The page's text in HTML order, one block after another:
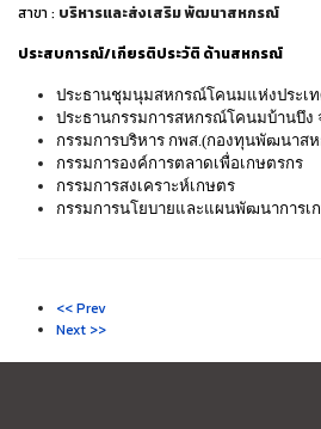
สาขา : บริหารและส่งเสริม พัฒนาสหกรณ์
ประสบการณ์/เกียรติประวัติ ด้านสหกรณ์
ประธานชุมนุมสหกรณ์โคนมแห่งประเ
ประธานกรรมการสหกรณ์โคนมบ้านบึง
กรรมการบริหาร กพส.(กองทุนพัฒนาส
กรรมการองค์การตลาดเพื่อเกษตรกร
กรรมการสงเคราะห์เกษตร
กรรมการนโยบายและแผนพัฒนาการ
<< Prev
Next >>